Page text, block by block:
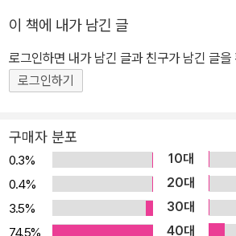
쪽지 시험, 서술 쪽지 시험, 단원 평가, 서술형
가 대비 [학업성취도 평가 대비 문제 수록!] _학업성취도 평가 대비
문제 1회(1~2단원) _학업성취도 평가 대비 문제 2회(3~4단원) _스
스로 계획을 세워 공부하는 습관을 기를 수 있
교과서의 흐름을 반영하여 학교 진도와 함께 공
투』는 실제 실험하고 관찰하는 것처럼 생생
니다. 『오투』 초등과학은 새 교과서인9종
용을 빠짐없이 실었고, 혼자서도 내용을 확
친절하게 설명하였습니다. 개념 학습과 문제 학습을 각각 단계적으로
이 책에 내가 남긴 글
로그인하면 내가 남긴 글과 친구가 남긴 글을
로그인하기
구매자 분포
0.3% 10대
0.4%
20대
3.5%
30대
74.5%
40대